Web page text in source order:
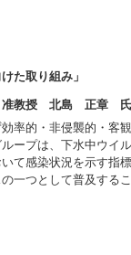
た取り組み」
准教授 北島 正章 氏
率的・非侵襲的・客
ープは、下水中ウイ
て感染状況を示す指
一つとして普及する